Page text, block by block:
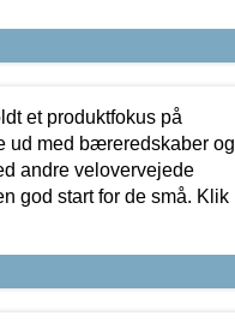
et produktfokus på
ud med bæreredskaber og
andre velovervejede
god start for de små. Klik